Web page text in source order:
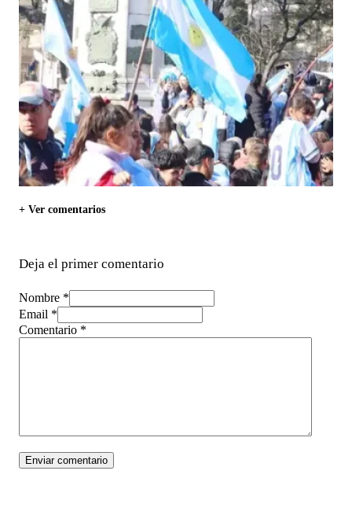
+ Ver comentarios
Deja el primer comentario
Nombre *
Email *
Comentario *